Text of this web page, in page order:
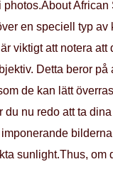
African
en speciell typ av
viktigt att notera att
Detta beror på
de kan lätt
nu redo att ta
sunlight.Thus, om